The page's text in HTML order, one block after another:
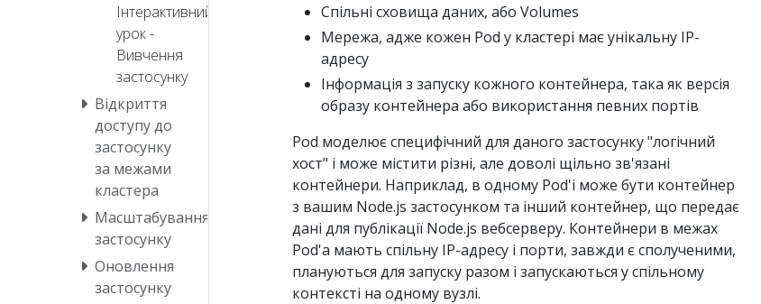
Інтерактивний
урок -
Вивчення
застосунку
Відкриття
доступу до
застосунку
за межами
кластера
Масштабування
застосунку
Оновлення
застосунку
Спільні сховища даних, або Volumes
Мережа, адже кожен Pod у кластері має унікальну IP-
адресу
Інформація з запуску кожного контейнера, така як версія
образу контейнера або використання певних портів
Pod моделює специфічний для даного застосунку "логічний
хост" і може містити різні, але доволі щільно зв'язані
контейнери. Наприклад, в одному Pod'і може бути контейнер
з вашим Node.js застосунком та інший контейнер, що передає
дані для публікації Node.js вебсерверу. Контейнери в межах
Pod'а мають спільну IP-адресу і порти, завжди є сполученими,
плануються для запуску разом і запускаються у спільному
контексті на одному вузлі.